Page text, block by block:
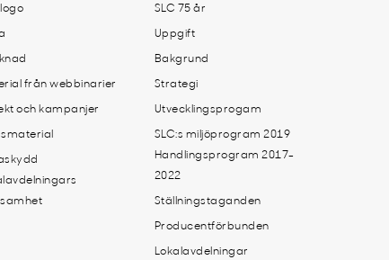
logo
från webbinarier
och kampanjer
SLC 75 år
Uppgift
Bakgrund
Strategi
Utvecklingsprogam
SLC:s miljöprogram 2019
Handlingsprogram 2017-
2022
Ställningstaganden
Producentförbunden
Lokalavdelningar